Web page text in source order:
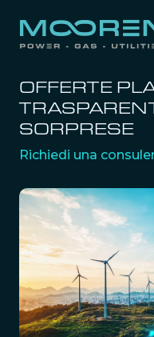
OFFERTE
SORPRESE
Richiedi una